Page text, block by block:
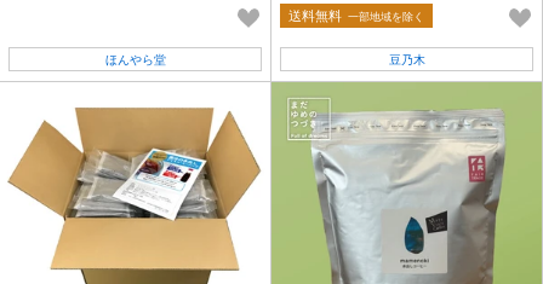
ほんやら堂
送料無料 一部地域を除く
豆乃木